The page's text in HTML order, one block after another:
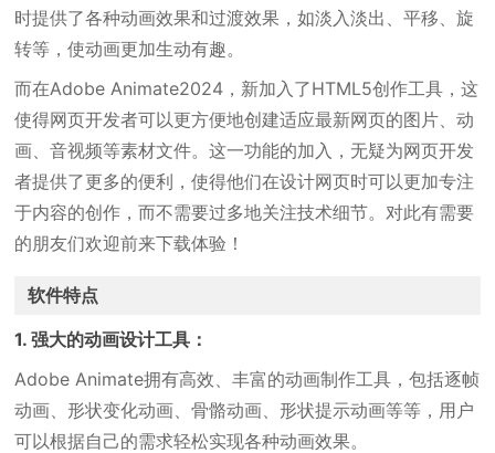
时提供了各种动画效果和过渡效果，如淡入淡出、平移、旋
转等，使动画更加生动有趣。
而在Adobe Animate2024，新加入了HTML5创作工具，这
使得网页开发者可以更方便地创建适应最新网页的图片、动
画、音视频等素材文件。这一功能的加入，无疑为网页开发
者提供了更多的便利，使得他们在设计网页时可以更加专注
于内容的创作，而不需要过多地关注技术细节。对此有需要
的朋友们欢迎前来下载体验！
软件特点
1. 强大的动画设计工具：
Adobe Animate拥有高效、丰富的动画制作工具，包括逐帧
动画、形状变化动画、骨骼动画、形状提示动画等等，用户
可以根据自己的需求轻松实现各种动画效果。